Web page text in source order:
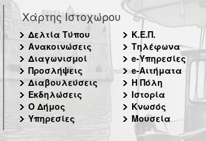
Χάρτης Ιστοχώρου
Δελτία Τύπου
Ανακοινώσεις
Διαγωνισμοί
Προσλήψεις
Διαβουλεύσεις
Εκδηλώσεις
Ο Δήμος
Υπηρεσίες
Κ.Ε.Π.
Τηλέφωνα
e-Υπηρεσίες
e-Αιτήματα
Η Πόλη
Ιστορία
Κνωσός
Μουσεία